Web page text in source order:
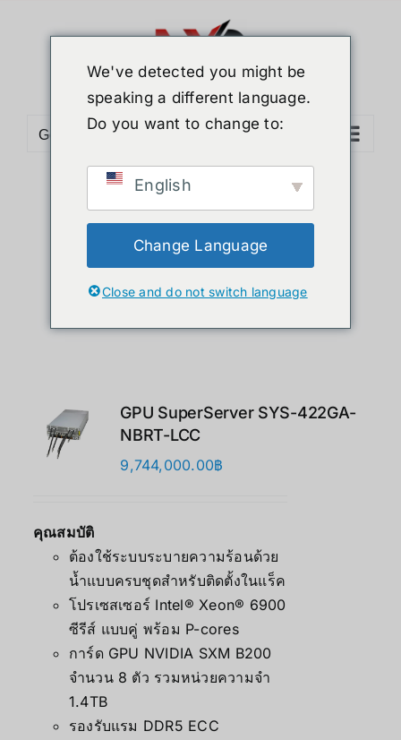
Go to...
Sort byDate
Show12 Products
GPU SuperServer SYS-422GA-
NBRT-LCC
9,744,000.00฿
คุณสมบัติ
ต้องใช้ระบบระบายความร้อนด้วย
น้ำแบบครบชุดสำหรับติดตั้งในแร็ค
โปรเซสเซอร์ Intel® Xeon® 6900
ซีรีส์ แบบคู่ พร้อม P-cores
การ์ด GPU NVIDIA SXM B200
จำนวน 8 ตัว รวมหน่วยความจำ
1.4TB
รองรับแรม DDR5 ECC
We've detected you might be
speaking a different language.
Do you want to change to:
English
Change Language
Close and do not switch language